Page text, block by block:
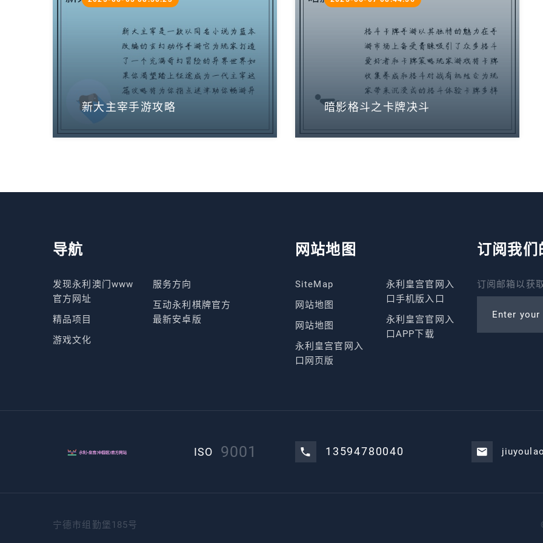
新大主宰手游攻略 暗影格斗之卡牌决斗
导航
发现永利澳门www
官方网址
精品项目
游戏文化
服务方向
互动永利棋牌官方
最新安卓版
网站地图
SiteMap
网站地图
网站地图
永利皇宫官网入
口网页版
永利皇宫官网入
口手机版入口
永利皇宫官网入
口APP下载
订阅我们
订阅邮箱以获
Enter your
ISO 9001 13594780040
宁德市组勤堡185号